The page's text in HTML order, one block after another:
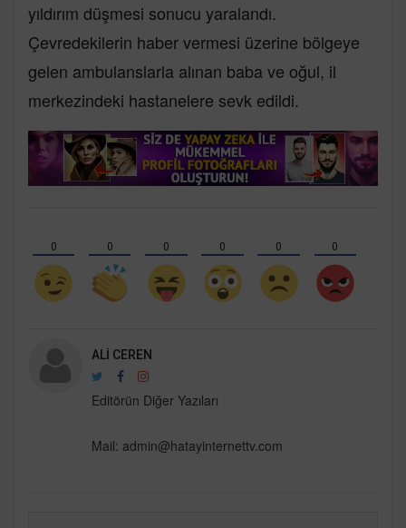
yıldırım düşmesi sonucu yaralandı.
Çevredekilerin haber vermesi üzerine bölgeye
gelen ambulanslarla alınan baba ve oğul, il
merkezindeki hastanelere sevk edildi.
0 0 0 0 0 0
ALI CEREN
Editörün Diğer Yazıları
Mail: admin@hatayinternettv.com